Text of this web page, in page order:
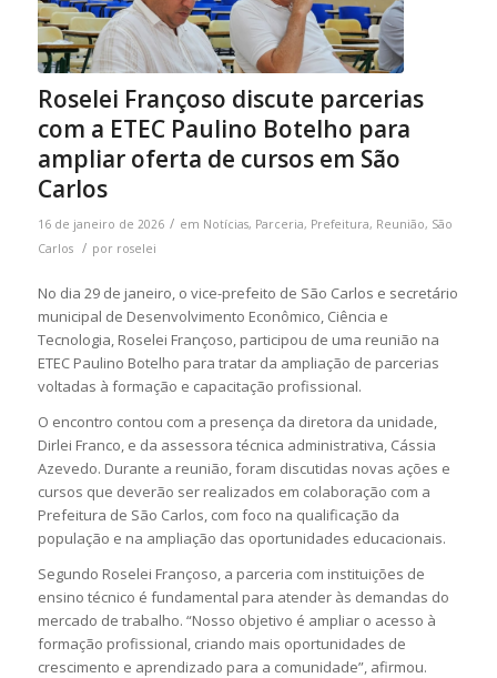
Roselei Françoso discute parcerias
com a ETEC Paulino Botelho para
ampliar oferta de cursos em São
Carlos
16 de janeiro de 2026 / em Notícias, Parceria, Prefeitura, Reunião, São
Carlos
/ por roselei
No dia 29 de janeiro, o vice-prefeito de São Carlos e secretário
municipal de Desenvolvimento Econômico, Ciência e
Tecnologia, Roselei Françoso, participou de uma reunião na
ETEC Paulino Botelho para tratar da ampliação de parcerias
voltadas à formação e capacitação profissional.
O encontro contou com a presença da diretora da unidade,
Dirlei Franco, e da assessora técnica administrativa, Cássia
Azevedo. Durante a reunião, foram discutidas novas ações e
cursos que deverão ser realizados em colaboração com a
Prefeitura de São Carlos, com foco na qualificação da
população e na ampliação das oportunidades educacionais.
Segundo Roselei Françoso, a parceria com instituições de
ensino técnico é fundamental para atender às demandas do
mercado de trabalho. “Nosso objetivo é ampliar o acesso à
formação profissional, criando mais oportunidades de
crescimento e aprendizado para a comunidade”, afirmou.